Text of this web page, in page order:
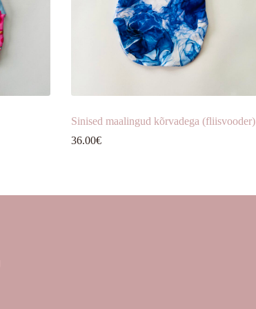
Sinised maalingud kõrvadega (fliisvooder)
36.00€